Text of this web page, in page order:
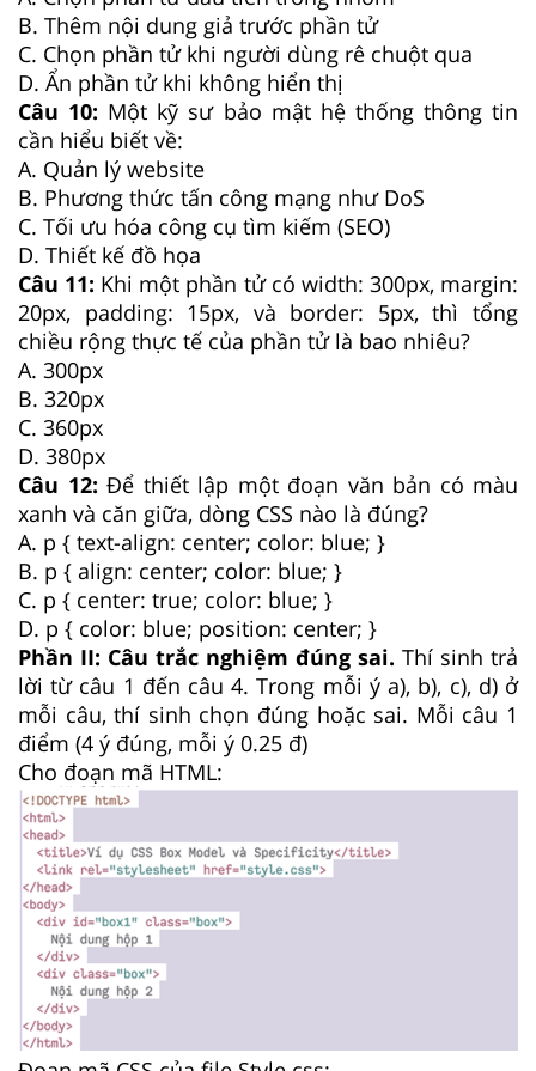
B. Thêm nội dung giả trước phần tử
C. Chọn phần tử khi người dùng rê chuột qua
D. Ẩn phần tử khi không hiển thị
Câu 10: Một kỹ sư bảo mật hệ thống thông tin
cần hiểu biết về:
A. Quản lý website
B. Phương thức tấn công mạng như DoS
C. Tối ưu hóa công cụ tìm kiếm (SEO)
D. Thiết kế đồ họa
Câu 11: Khi một phần tử có width: 300px, margin:
20px, padding: 15px, và border: 5px, thì tổng
chiều rộng thực tế của phần tử là bao nhiêu?
A. 300px
B. 320px
C. 360px
D. 380px
Câu 12: Để thiết lập một đoạn văn bản có màu
xanh và căn giữa, dòng CSS nào là đúng?
A. p { text-align: center; color: blue; }
B. p { align: center; color: blue; }
C. p { center: true; color: blue; }
D. p { color: blue; position: center; }
Phần II: Câu trắc nghiệm đúng sai. Thí sinh trả
lời từ câu 1 đến câu 4. Trong mỗi ý a), b), c), d) ở
mỗi câu, thí sinh chọn đúng hoặc sai. Mỗi câu 1
điểm (4 ý đúng, mỗi ý 0.25 đ)
Cho đoạn mã HTML: